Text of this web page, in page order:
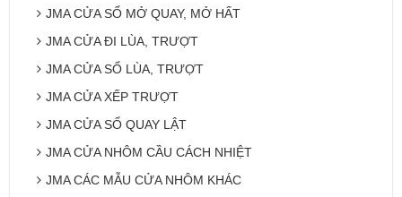
JMA CỬA SỔ MỞ QUAY, MỞ HẤT
JMA CỬA ĐI LÙA, TRƯỢT
JMA CỬA SỔ LÙA, TRƯỢT
JMA CỬA XẾP TRƯỢT
JMA CỬA SỔ QUAY LẬT
JMA CỬA NHÔM CẦU CÁCH NHIỆT
JMA CÁC MẪU CỬA NHÔM KHÁC